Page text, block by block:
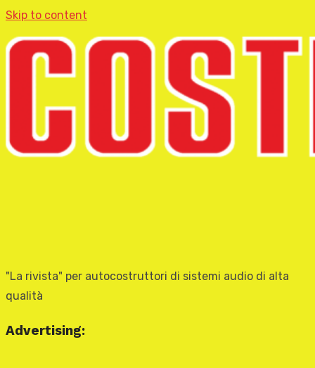
Skip to content
"La rivista" per autocostruttori di sistemi audio di alta
qualità
Advertising: